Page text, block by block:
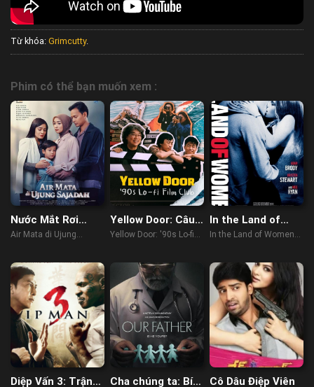
Từ khóa: Grimcutty.
Phim có thể bạn muốn xem :
Nước Mắt Rơi
Trên Thảm
Air Mata di Ujung
Yellow Door: Câu
Lạc Bộ Phim Hàn
Yellow Door: '90s Lo-fi
In the Land of
Women
In the Land of Women
Diệp Vấn 3: Trận
Cha chúng ta: Bí
Cô Dâu Điệp Viên